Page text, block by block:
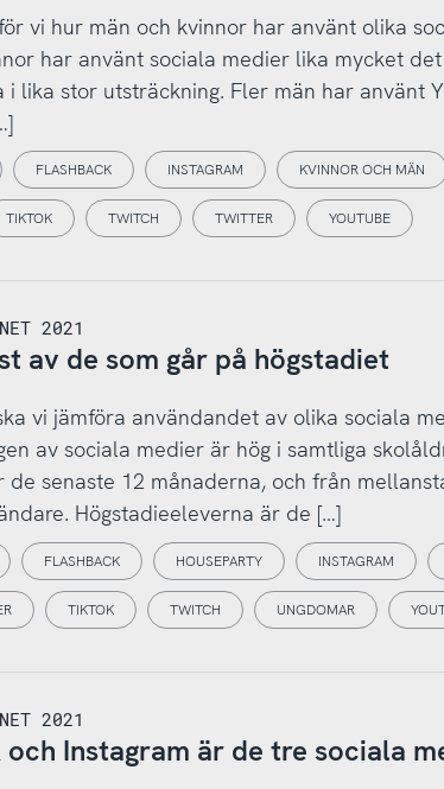
vi hur män och kvinnor har använt olika
har använt sociala medier lika mycket
lika stor utsträckning. Fler män har använt
FLASHBACK INSTAGRAM KVINNOR OCH MÄN
TIKTOK TWITCH TWITTER YOUTUBE
2021
av de som går på högstadiet
vi jämföra användandet av olika sociala
av sociala medier är hög i samtliga
de senaste 12 månaderna, och från
Högstadieeleverna är de […]
FLASHBACK HOUSEPARTY INSTAGRAM
TIKTOK TWITCH UNGDOMAR
2021
Instagram är de tre sociala